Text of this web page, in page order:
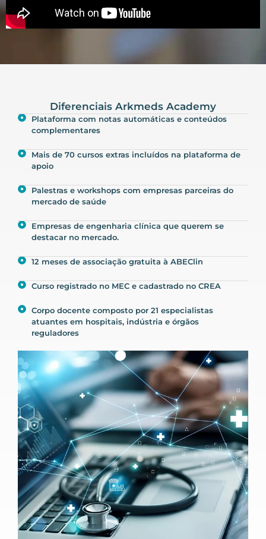
Diferenciais Arkmeds Academy
Plataforma com notas automáticas e conteúdos
complementares
Mais de 70 cursos extras incluídos na plataforma de
apoio
Palestras e workshops com empresas parceiras do
mercado de saúde
Empresas de engenharia clínica que querem se
destacar no mercado.
12 meses de associação gratuita à ABEClin
Curso registrado no MEC e cadastrado no CREA
Corpo docente composto por 21 especialistas
atuantes em hospitais, indústria e órgãos
reguladores